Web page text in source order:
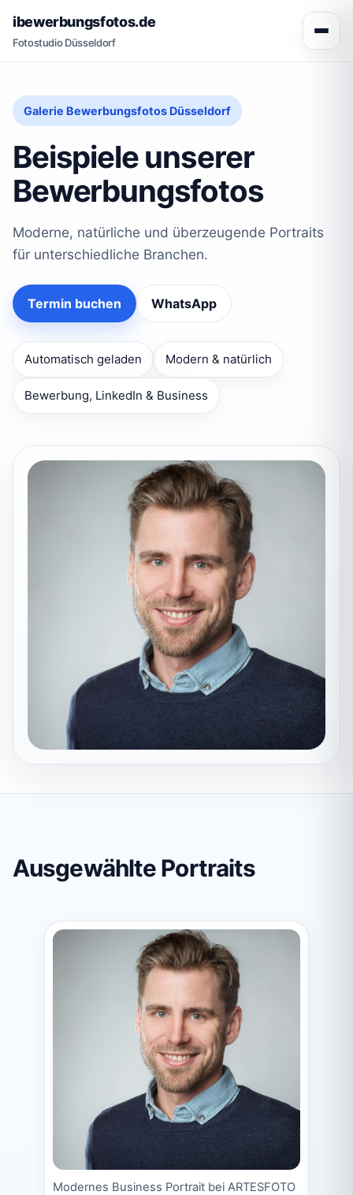
ibewerbungsfotos.de
Fotostudio Düsseldorf
Galerie Bewerbungsfotos Düsseldorf
Beispiele unserer
Bewerbungsfotos
Moderne, natürliche und überzeugende Portraits
für unterschiedliche Branchen.
Termin buchen WhatsApp
Automatisch geladen Modern & natürlich
Bewerbung, LinkedIn & Business
Ausgewählte Portraits
Modernes Business Portrait bei ARTESFOTO